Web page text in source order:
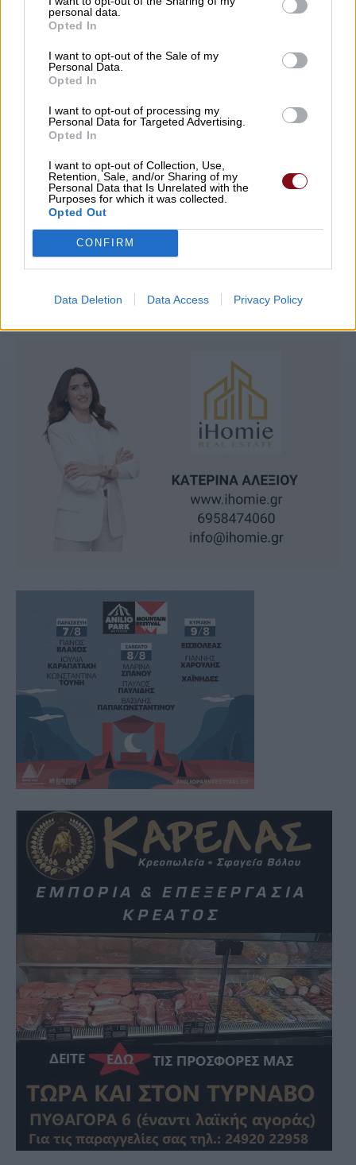
personal data.
Opted In
I want to opt-out of the Sale of my
Personal Data.
Opted In
I want to opt-out of processing my
Personal Data for Targeted Advertising.
Opted In
I want to opt-out of Collection, Use,
Retention, Sale, and/or Sharing of my
Personal Data that Is Unrelated with the
Purposes for which it was collected.
Opted Out
CONFIRM
Data Deletion Data Access Privacy Policy
Τουρκία, Σαουδική Αραβία, και Πακιστάν
προχωρούν σε κοινή αμυντική συμφωνία
07/08/2026 , 14:01
Αχιλλέα – Στις 27 Σεπτεμβρίου ο 12ος
Αχίλλειος Άθλος
07/08/2026 , 12:09